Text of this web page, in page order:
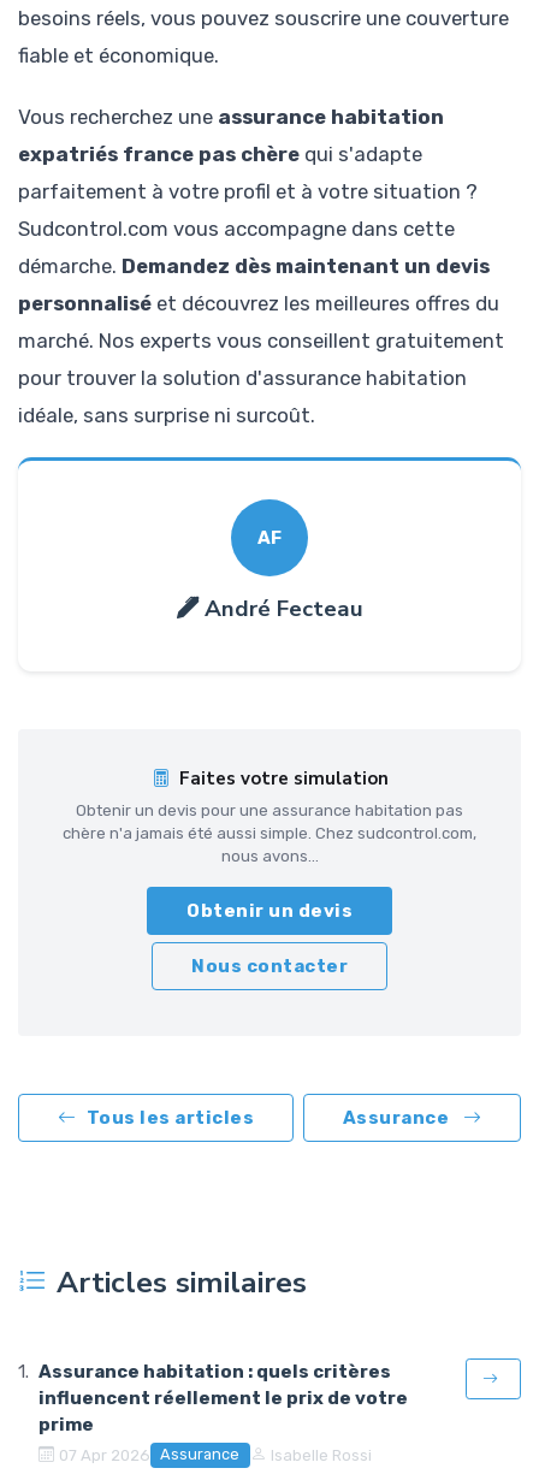
besoins réels, vous pouvez souscrire une couverture
fiable et économique.
Vous recherchez une assurance habitation
expatriés france pas chère qui s'adapte
parfaitement à votre profil et à votre situation ?
Sudcontrol.com vous accompagne dans cette
démarche. Demandez dès maintenant un devis
personnalisé et découvrez les meilleures offres du
marché. Nos experts vous conseillent gratuitement
pour trouver la solution d'assurance habitation
idéale, sans surprise ni surcoût.
AF
André Fecteau
Faites votre simulation
Obtenir un devis pour une assurance habitation pas
chère n'a jamais été aussi simple. Chez sudcontrol.com,
nous avons...
Obtenir un devis
Nous contacter
Tous les articles Assurance
Articles similaires
Assurance habitation : quels critères
influencent réellement le prix de votre
prime
07 Apr 2026 Assurance Isabelle Rossi